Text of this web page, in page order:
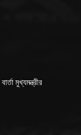
মুখ্যমন্ত্রীর